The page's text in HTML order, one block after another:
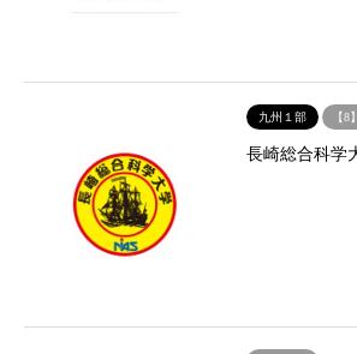
九州１部 【
長崎総合科学